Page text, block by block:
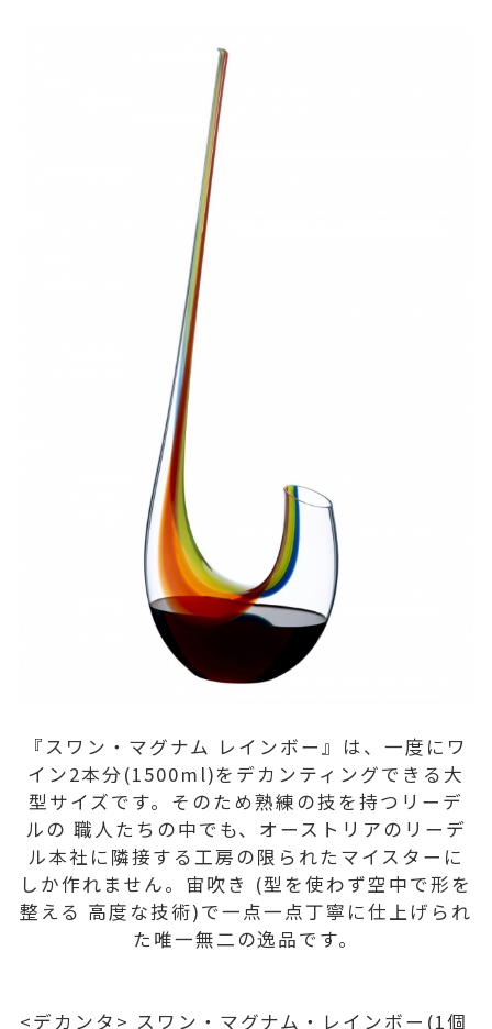
『スワン・マグナム レインボー』は、一度にワ
イン2本分(1500ml)をデカンティングできる大
型サイズです。そのため熟練の技を持つリーデ
ルの 職人たちの中でも、オーストリアのリーデ
ル本社に隣接する工房の限られたマイスターに
しか作れません。宙吹き (型を使わず空中で形を
整える 高度な技術)で一点一点丁寧に仕上げられ
た唯一無二の逸品です。
<デカンタ> スワン・マグナム・レインボー(1個